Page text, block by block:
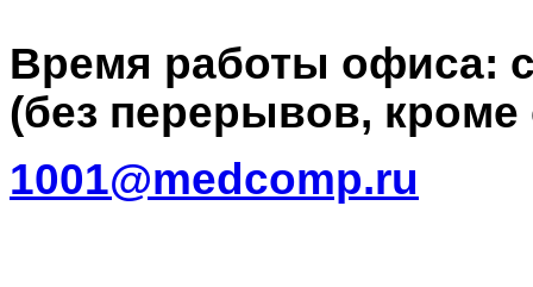
Время работы офиса:
(без перерывов, кроме
1001@medcomp.ru